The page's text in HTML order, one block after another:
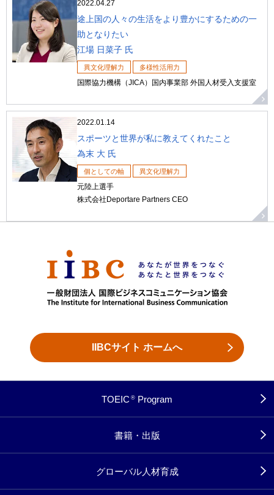
2022.04.27
途上国の人々の生活をより豊かにするための一
助となりたい
江場 日菜子 氏
異文化理解力 多様性活用力
国際協力機構（JICA）国内事業部 外国人材受入支援室
2022.01.14
スポーツと世界が私に教えてくれたこと
為末 大 氏
個としての軸 異文化理解力
元陸上選手
株式会社Deportare Partners CEO
IIBCサイト ホームへ
TOEIC ® Program
書籍・出版
グローバル人材育成